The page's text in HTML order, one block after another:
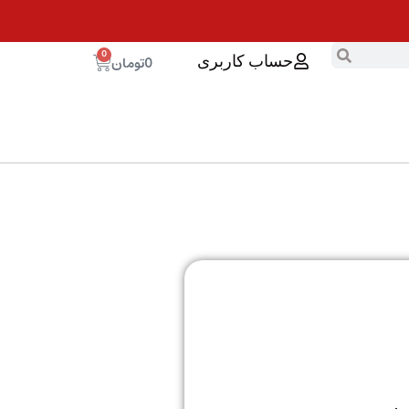
حساب کاربری 0تومان 0